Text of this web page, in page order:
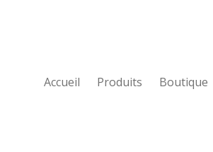
Accueil Produits Boutique